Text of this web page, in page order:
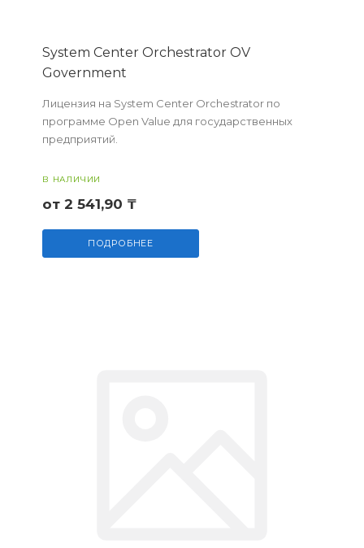
System Center Orchestrator OV
Government
Лицензия на System Center Orchestrator по
программе Open Value для государственных
предприятий.
В НАЛИЧИИ
от 2 541,90 ₸
ПОДРОБНЕЕ